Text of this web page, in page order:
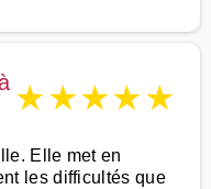
★★★★★
Elle met en
les difficultés que